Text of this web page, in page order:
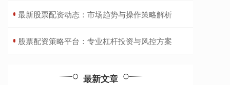
​最新股票配资动态：市场趋势与操作策略解析
​股票配资策略平台：专业杠杆投资与风控方案
最新文章